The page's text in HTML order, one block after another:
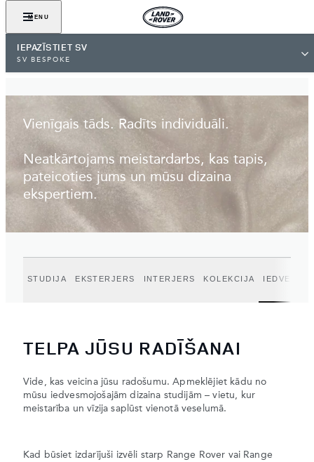
MENU
IEPAZĪSTIET SV
SV BESPOKE
Vienīgais tāds. Radīts individuāli.
Neatkārtojams meistardarbs, kas tapis,
pateicoties jums un mūsu dizaina
ekspertiem.
STUDIJA EKSTERJERS INTERJERS KOLEKCIJA IEDVESMA
TELPA JŪSU RADĪŠANAI
Vide, kas veicina jūsu radošumu. Apmeklējiet kādu no
mūsu iedvesmojošajām dizaina studijām – vietu, kur
meistarība un vīzija saplūst vienotā veselumā.
Kad būsiet izdarījuši izvēli starp Range Rover vai Range